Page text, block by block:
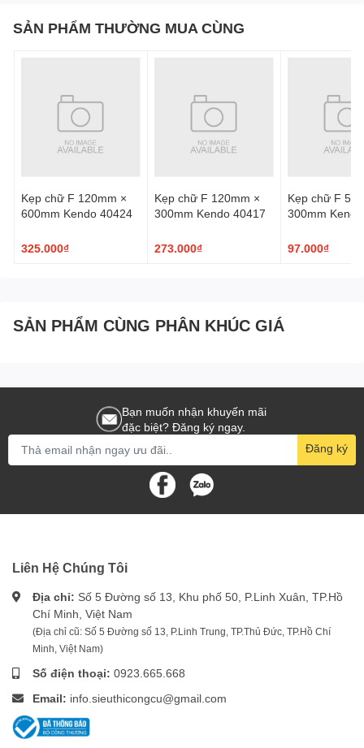
SẢN PHẨM THƯỜNG MUA CÙNG
Kẹp chữ F 120mm ×
600mm Kendo 40424
325.000₫
Kẹp chữ F 120mm ×
300mm Kendo 40417
273.000₫
Kẹp chữ F
300mm
97.000₫
SẢN PHẨM CÙNG PHÂN KHÚC GIÁ
Bạn muốn nhận khuyến mãi
đặc biệt? Đăng ký ngay.
Đăng ký
Liên Hệ Chúng Tôi
Địa chỉ: Số 5 Đường số 13, Khu phố 50, P.Linh Xuân, TP.Hồ
Chí Minh, Việt Nam
(Địa chỉ cũ: Số 5 Đường số 13, P.Linh Trung, TP.Thủ Đức, TP.Hồ Chí
Minh, Việt Nam)
Số điện thoại: 0923.665.668
Email: info.sieuthicongcu@gmail.com